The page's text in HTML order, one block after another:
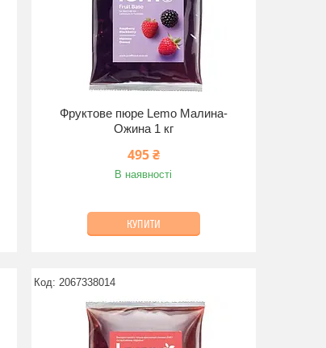
Фруктове пюре Lemo Малина-
Ожина 1 кг
495 ₴
В наявності
КУПИТИ
2067338014